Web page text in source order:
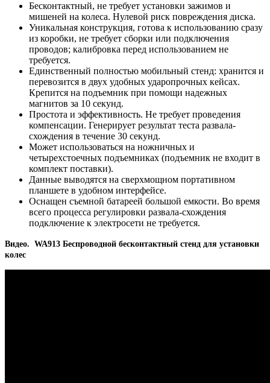
Бесконтактный, не требует установки зажимов и
мишеней на колеса. Нулевой риск повреждения диска.
Уникальная конструкция, готова к использованию сразу
из коробки, не требует сборки или подключения
проводов; калибровка перед использованием не
требуется.
Единственный полностью мобильный стенд: хранится и
перевозится в двух удобных ударопрочных кейсах.
Крепится на подъемник при помощи надежных
магнитов за 10 секунд.
Простота и эффективность. Не требует проведения
компенсации. Генерирует результат теста развала-
схождения в течение 30 секунд.
Может использоваться на ножничных и
четырехстоечных подъемниках (подъемник не входит в
комплект поставки).
Данные выводятся на сверхмощном портативном
планшете в удобном интерфейсе.
Оснащен съемной батареей большой емкости. Во время
всего процесса регулировки развала-схождения
подключение к электросети не требуется.
Видео. WA913 Беспроводной бесконтактный стенд для установки
колес